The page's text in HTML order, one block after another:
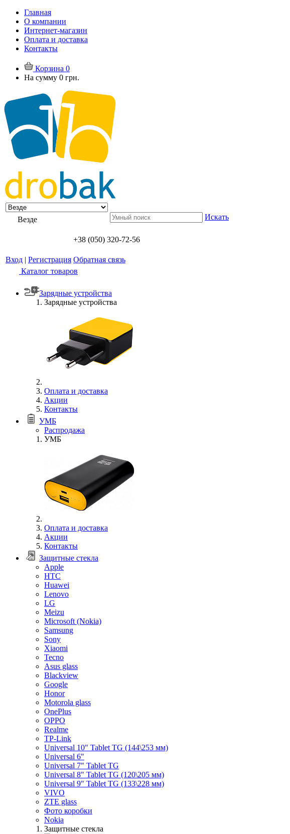
Главная
О компании
Интернет-магазин
Оплата и доставка
Контакты
Корзина 0
На сумму 0 грн.
Везде Искать
+38 (050) 320-72-56
Вход | Регистрация Обратная связь
Каталог товаров
Зарядные устройства
Зарядные устройства
Оплата и доставка
Акции
Контакты
УМБ
Распродажа
УМБ
Оплата и доставка
Акции
Контакты
Защитные стекла
Apple
HTC
Huawei
Lenovo
LG
Meizu
Microsoft (Nokia)
Samsung
Sony
Xiaomi
Tecno
Asus glass
Blackview
Google
Honor
Motorola glass
OnePlus
OPPO
Realme
TP-Link
Universal 10" Tablet TG (144\253 мм)
Universal 6"
Universal 7" Tablet TG
Universal 8" Tablet TG (120\205 мм)
Universal 9" Tablet TG (133\228 мм)
VIVO
ZTE glass
Фото коробки
Nokia
Защитные стекла